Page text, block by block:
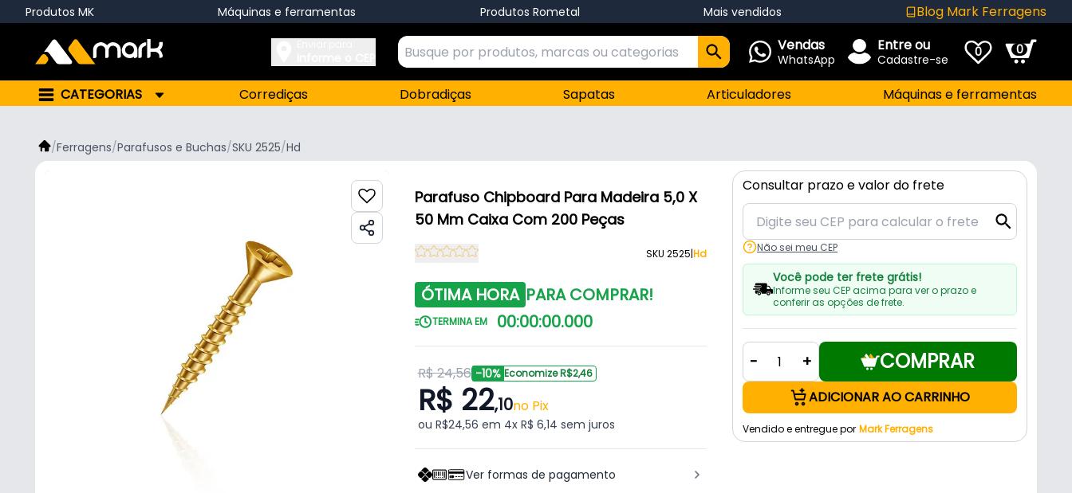
Produtos MK Máquinas e ferramentas Produtos Rometal Mais vendidos Blog Mark Ferragens
Vendas
WhatsApp
Entre ou
Cadastre-se 0 0
CATEGORIAS Corrediças Dobradiças Sapatas Articuladores Máquinas e ferramentas
/Ferragens/Parafusos e Buchas/SKU 2525/Hd
Parafuso Chipboard Para Madeira 5,0 X
50 Mm Caixa Com 200 Peças
SKU 2525|Hd
ÓTIMA HORA PARA COMPRAR!
TERMINA EM 00:00:00.000
R$ 24,56 -10% Economize R$2,46
R$ 22,10no Pix
ou R$24,56 em 4x R$ 6,14 sem juros
Ver formas de pagamento
Consultar prazo e valor do frete
Não sei meu CEP
Você pode ter frete grátis!
Informe seu CEP acima para ver o prazo e
conferir as opções de frete.
- + COMPRAR
ADICIONAR AO CARRINHO
Vendido e entregue por Mark Ferragens